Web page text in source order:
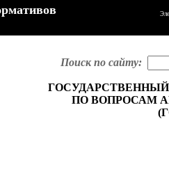
Поиск по сайту:
ПО ВОПРОСАМ